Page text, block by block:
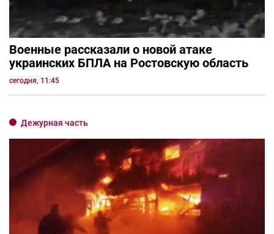
Военные рассказали о новой атаке
украинских БПЛА на Ростовскую область
сегодня, 11:45
Дежурная часть